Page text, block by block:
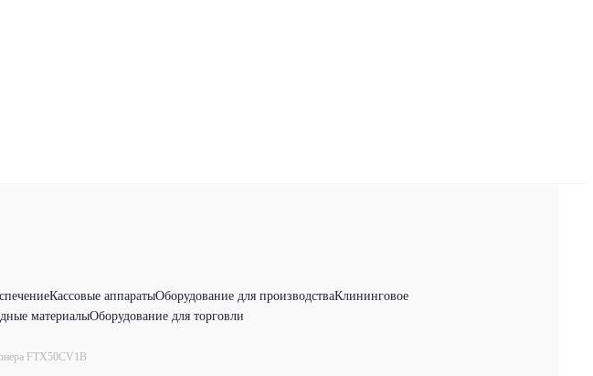
Кассовые аппаратыОборудование для производстваКлининговое
материалыОборудование для торговли
FTX50CV1B